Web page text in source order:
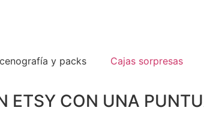
y packs Cajas sorpresas
ETSY CON UNA